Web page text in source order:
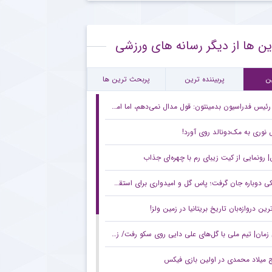
و روزهای دشوار با پنجره نقل‌وانتقالاتی بسته
مهم پیشکسوت پرسپولیس برای هواداران سرخ + جزئیات
ها از دیگر رسانه های ورزشی
پربیننده ترین پربحث ترین ها
رئیس فدراسیون بدمینتون: قول مدال نمی‌دهم، اما امیدوارم در ناگویا و داکار اتفاقات خوبی بیفتد/ هدف اصلی ما کسب سهمیه المپیک لس‌آنجلس است
نوری به مک‌دونالد روی آورد!
از کیت زیبای رم با چهره‌ای جذاب
دوباره جان گرفت؛ پاس گل و امیدواری برای استقلال
دروازه‌بان تاریخ بریتانیا در زمین ولز!
تیم ملی با گل‌های علی دایی روی سکو رفت/ زخم کاری ایران بر پیکر بحرین
میلاد محمدی در اولین بازی فیکس